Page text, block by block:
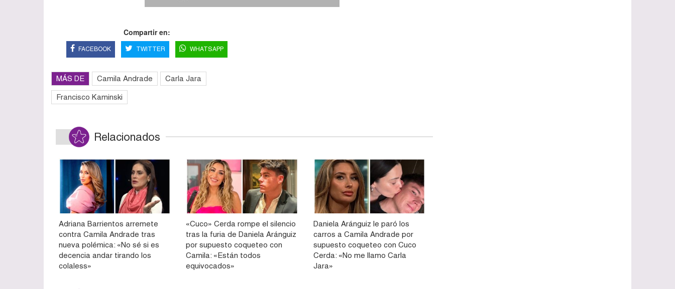
Compartir en:
FACEBOOK TWITTER WHATSAPP
MÁS DE Camila Andrade Carla Jara
Francisco Kaminski
Relacionados
Adriana Barrientos arremete
contra Camila Andrade tras
nueva polémica: «No sé si es
decencia andar tirando los
colaless»
«Cuco» Cerda rompe el silencio
tras la furia de Daniela Aránguiz
por supuesto coqueteo con
Camila: «Están todos
equivocados»
Daniela Aránguiz le paró los
carros a Camila Andrade por
supuesto coqueteo con Cuco
Cerda: «No me llamo Carla
Jara»